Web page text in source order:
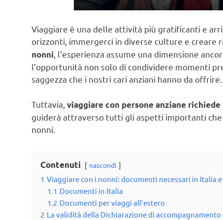
Viaggiare è una delle attività più gratificanti e
orizzonti, immergerci in diverse culture e creare
nonni, l’esperienza assume una dimensione
l’opportunità non solo di condividere momenti
saggezza che i nostri cari anziani hanno da offrire.
Tuttavia, viaggiare con persone anziane
guiderà attraverso tutti gli aspetti importanti
nonni.
Contenuti nascondi
1 Viaggiare con i nonni: documenti necessari in Italia e
1.1 Documenti in Italia
1.2 Documenti per viaggi all’estero
2 La validità della Dichiarazione di accompagnamento